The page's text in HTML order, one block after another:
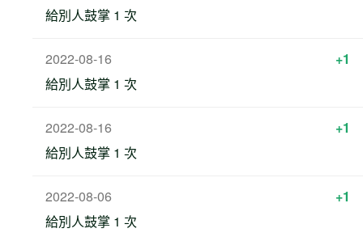
給別人鼓掌 1 次
2022-08-16
+1
給別人鼓掌 1 次
2022-08-16
+1
給別人鼓掌 1 次
2022-08-06
+1
給別人鼓掌 1 次